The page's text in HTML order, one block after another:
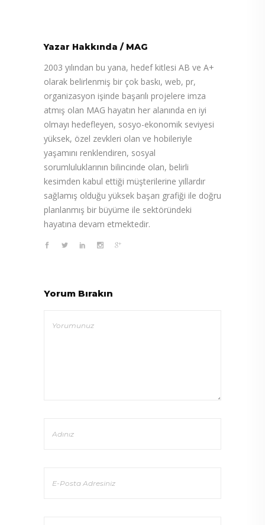
Yazar Hakkında / MAG
2003 yılından bu yana, hedef kitlesi AB ve A+
olarak belirlenmiş bir çok baskı, web, pr,
organizasyon işinde başarılı projelere imza
atmış olan MAG hayatın her alanında en iyi
olmayı hedefleyen, sosyo-ekonomik seviyesi
yüksek, özel zevkleri olan ve hobileriyle
yaşamını renklendiren, sosyal
sorumluluklarının bilincinde olan, belirli
kesimden kabul ettiği müşterilerine yıllardır
sağlamış olduğu yüksek başarı grafiği ile doğru
planlanmış bir büyüme ile sektöründeki
hayatına devam etmektedir.
Yorum Bırakın